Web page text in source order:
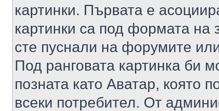
картинки. Първата е
картинки са под формата на
сте пуснали на форумите
Под ранговата картинка би
позната като Аватар, която
всеки потребител. От